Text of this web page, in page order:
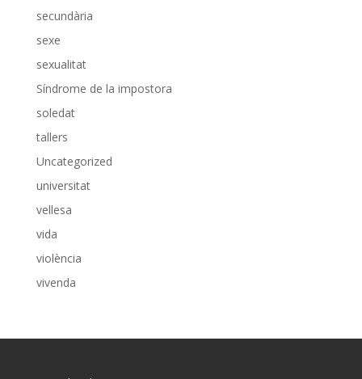
secundària
sexe
sexualitat
Síndrome de la impostora
soledat
tallers
Uncategorized
universitat
vellesa
vida
violència
vivenda